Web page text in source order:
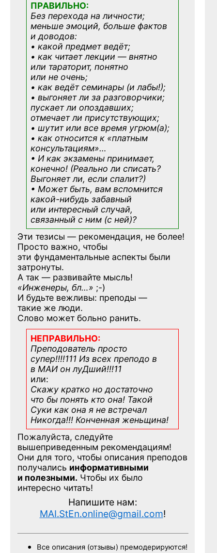
ПРАВИЛЬНО:
Без перехода на личности;
меньше эмоций, больше фактов
и доводов:
• какой предмет ведёт;
• как читает лекции — внятно
или тараторит, понятно
или не очень;
• как ведёт семинары (и лабы!);
• выгоняет ли за разговорчики;
пускает ли опоздавших;
отмечает ли присутствующих;
• шутит или все время угрюм(а);
• как относится к «платным
консультациям»…
• И как экзамены принимает,
конечно! (Реально ли списать?
Выгоняет ли, если спалит?)
• Может быть, вам вспомнится
какой-нибудь забавный
или интересный случай,
связанный с ним (с ней)?
Эти тезисы — рекомендация, не более!
Просто важно, чтобы
эти фундаментальные аспекты были
затронуты.
А так — развивайте мысль!
«Инженеры, бл…» ;-)
И будьте вежливы: преподы —
такие же люди.
Слово может больно ранить.
НЕПРАВИЛЬНО:
Преподователь просто
супер!!!!111 Из всех преподо в
в МАИ он луДший!!!11
или:
Скажу кратко но достаточно
что бы понять кто она! Такой
Суки как она я не встречал
Никогда!!! Конченная женьщина!
Пожалуйста, следуйте
вышеприведенным рекомендациям!
Они для того, чтобы описания преподов
получались информативными
и полезными. Чтобы их было
интересно читать!
Напишите нам:
MAI.StEn.online@gmail.com!
Все описания (отзывы) премодерируются!